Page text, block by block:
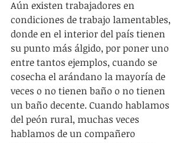
Aún existen trabajadores en
condiciones de trabajo lamentables,
donde en el interior del país tienen
su punto más álgido, por poner uno
entre tantos ejemplos, cuando se
cosecha el arándano la mayoría de
veces o no tienen baño o no tienen
un baño decente. Cuando hablamos
del peón rural, muchas veces
hablamos de un compañero